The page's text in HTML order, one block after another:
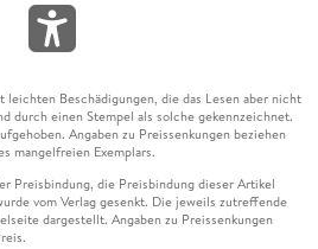
Beschädigungen, die das Lesen aber nicht
durch einen Stempel als solche gekennzeichnet.
Angaben zu Preissenkungen beziehen
mangelfreien Exemplars.
Preisbindung, die Preisbindung dieser Artikel
vom Verlag gesenkt. Die jeweils zutreffende
dargestellt. Angaben zu Preissenkungen